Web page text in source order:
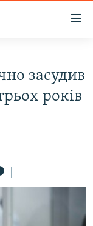
засудив
років